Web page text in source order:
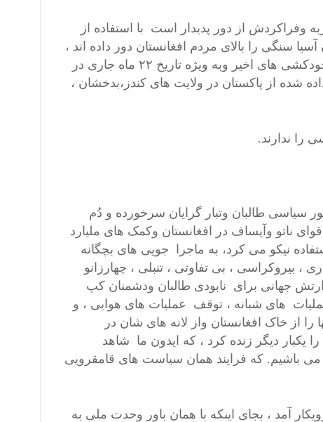
وفراکردش از دور پدیدار است با استفاده از
سنگی را بالای مردم افغانستان دور داده اند ،
که جل وبل آنها از دور دست ها پیدا است.ترور ها وانتحاری ها یا خودکشی های اخیر وبه ویژه تاریخ ۲۲ ماه جاری در
شده از پاکستان در ولایت های کندز،بدخشان ،
را ندارند.
سیاسی طالبان وتبار گرایان سرخورده و دُم
ناتو وآیساف در افغانستان وکمک های ملیارد
نیکو می کرد، به ماجرا جویی های بچگانه
، بیروکراسی ، بی تفاوتی ، تنبلی ، چهارزانو
جهانی برای نابودی طالبان ودشمنان کپ
های شبانه ، توقف عملیات های هوایی ، و
از خاک افغانستان واز لانه های شان در
دیگر زنده کرد ، که ایدون ما شاهد
می باشیم. که فرایند همان سیاست های قامقرویی
آمد ، بجای اینکه با همان باور وحدت ملی به